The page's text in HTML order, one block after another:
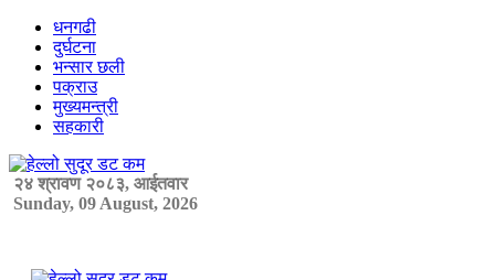
Skip
content
धनगढी
दुर्घटना
भन्सार छली
पक्राउ
मुख्यमन्त्री
सहकारी
२४ श्रावण २०८३, आईतवार
Sunday, 09 August, 2026